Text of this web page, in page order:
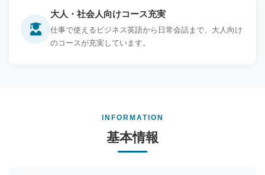
大人・社会人向けコース充実
仕事で使えるビジネス英語から日常会話まで、大人向け
のコースが充実しています。
INFORMATION
基本情報